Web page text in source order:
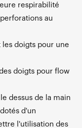
respirabilité
au
les doigts pour une
doigts pour flow
dessus de la main
d'un
l'utilisation des